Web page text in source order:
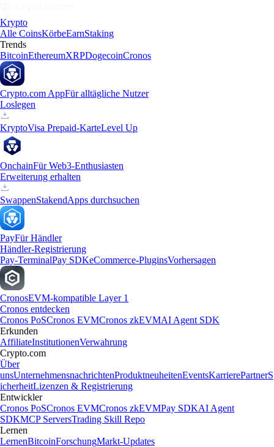
Krypto
Alle CoinsKörbeEarnStaking
Trends
BitcoinEthereumXRPDogecoinCronos
Crypto.com AppFür alltägliche Nutzer
Loslegen
KryptoVisa Prepaid-KarteLevel Up
OnchainFür Web3-Enthusiasten
Erweiterung erhalten
SwappenStakendApps durchsuchen
PayFür Händler
Händler-Registrierung
Pay-TerminalPay SDKeCommerce-PluginsVorhersagen
CronosEVM-kompatible Layer 1
Cronos entdecken
Cronos PoSCronos EVMCronos zkEVMAI Agent SDK
Erkunden
AffiliateInstitutionenVerwahrung
Crypto.com
Über
unsUnternehmensnachrichtenProduktneuheitenEventsKarrierePartnerS
icherheitLizenzen & Registrierung
Entwickler
Cronos PoSCronos EVMCronos zkEVMPay SDKAI Agent
SDKMCP ServersTrading Skill Repo
Lernen
LernenBitcoinForschungMarkt-Updates